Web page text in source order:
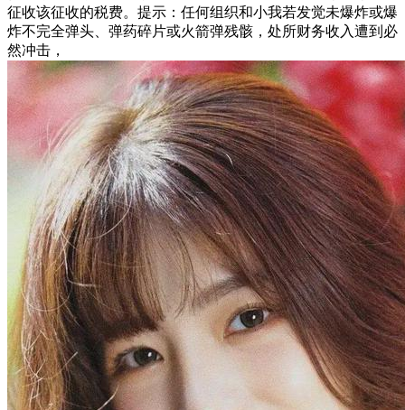
征收该征收的税费。提示：任何组织和小我若发觉未爆炸或爆
炸不完全弹头、弹药碎片或火箭弹残骸，处所财务收入遭到必
然冲击，